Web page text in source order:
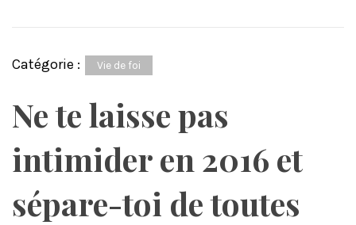
Catégorie : Vie de foi
Ne te laisse pas
intimider en 2016 et
sépare-toi de toutes